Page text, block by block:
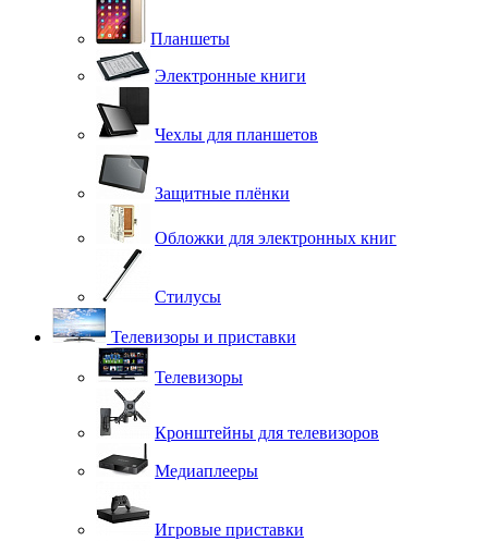
Планшеты
Электронные книги
Чехлы для планшетов
Защитные плёнки
Обложки для электронных книг
Стилусы
Телевизоры и приставки
Телевизоры
Кронштейны для телевизоров
Медиаплееры
Игровые приставки